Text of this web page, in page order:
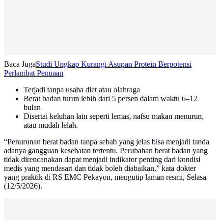
Baca JugaStudi Ungkap Kurangi Asupan Protein Berpotensi
Perlambat Penuaan
Terjadi tanpa usaha diet atau olahraga
Berat badan turun lebih dari 5 persen dalam waktu 6–12
bulan
Disertai keluhan lain seperti lemas, nafsu makan menurun,
atau mudah lelah.
“Penurunan berat badan tanpa sebab yang jelas bisa menjadi tanda
adanya gangguan kesehatan tertentu. Perubahan berat badan yang
tidak direncanakan dapat menjadi indikator penting dari kondisi
medis yang mendasari dan tidak boleh diabaikan,” kata dokter
yang praktik di RS EMC Pekayon, mengutip laman resmi, Selasa
(12/5/2026).